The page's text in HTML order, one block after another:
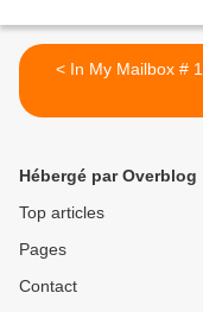
< In My Mailbox #
Hébergé par Overblog
Top articles
Pages
Contact